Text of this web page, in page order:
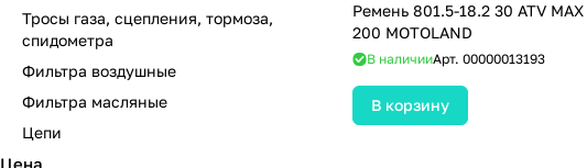
Ремень 801.5-18.2 30 ATV MAX
200 MOTOLAND
В наличииАрт. 00000013193
В корзину
Тросы газа, сцепления, тормоза,
спидометра
Фильтра воздушные
Фильтра масляные
Цепи
Цена